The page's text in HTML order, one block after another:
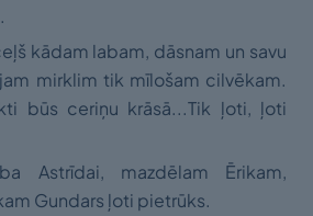
kādam labam, dāsnam un savu
mirklim tik mīlošam cilvēkam.
būs ceriņu krāsā...Tik ļoti, ļoti
Astrīdai, mazdēlam Ērikam,
Gundars ļoti pietrūks.